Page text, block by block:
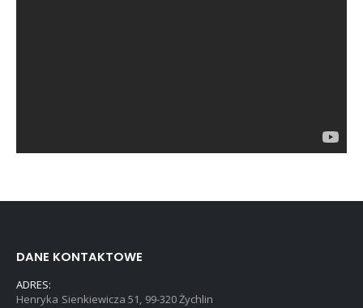
DANE KONTAKTOWE
ADRES:
Henryka Sienkiewicza 51, 99-320 Żychlin